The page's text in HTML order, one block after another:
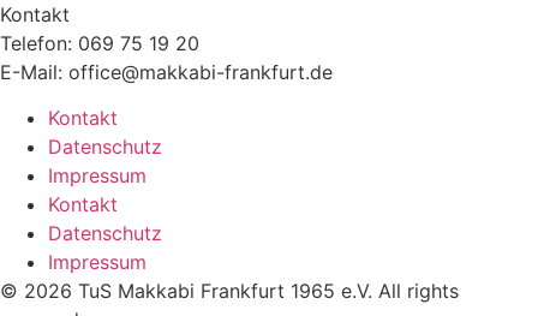
Kontakt
Telefon: 069 75 19 20
E-Mail: office@makkabi-frankfurt.de
Kontakt
Datenschutz
Impressum
Kontakt
Datenschutz
Impressum
© 2026 TuS Makkabi Frankfurt 1965 e.V. All rights